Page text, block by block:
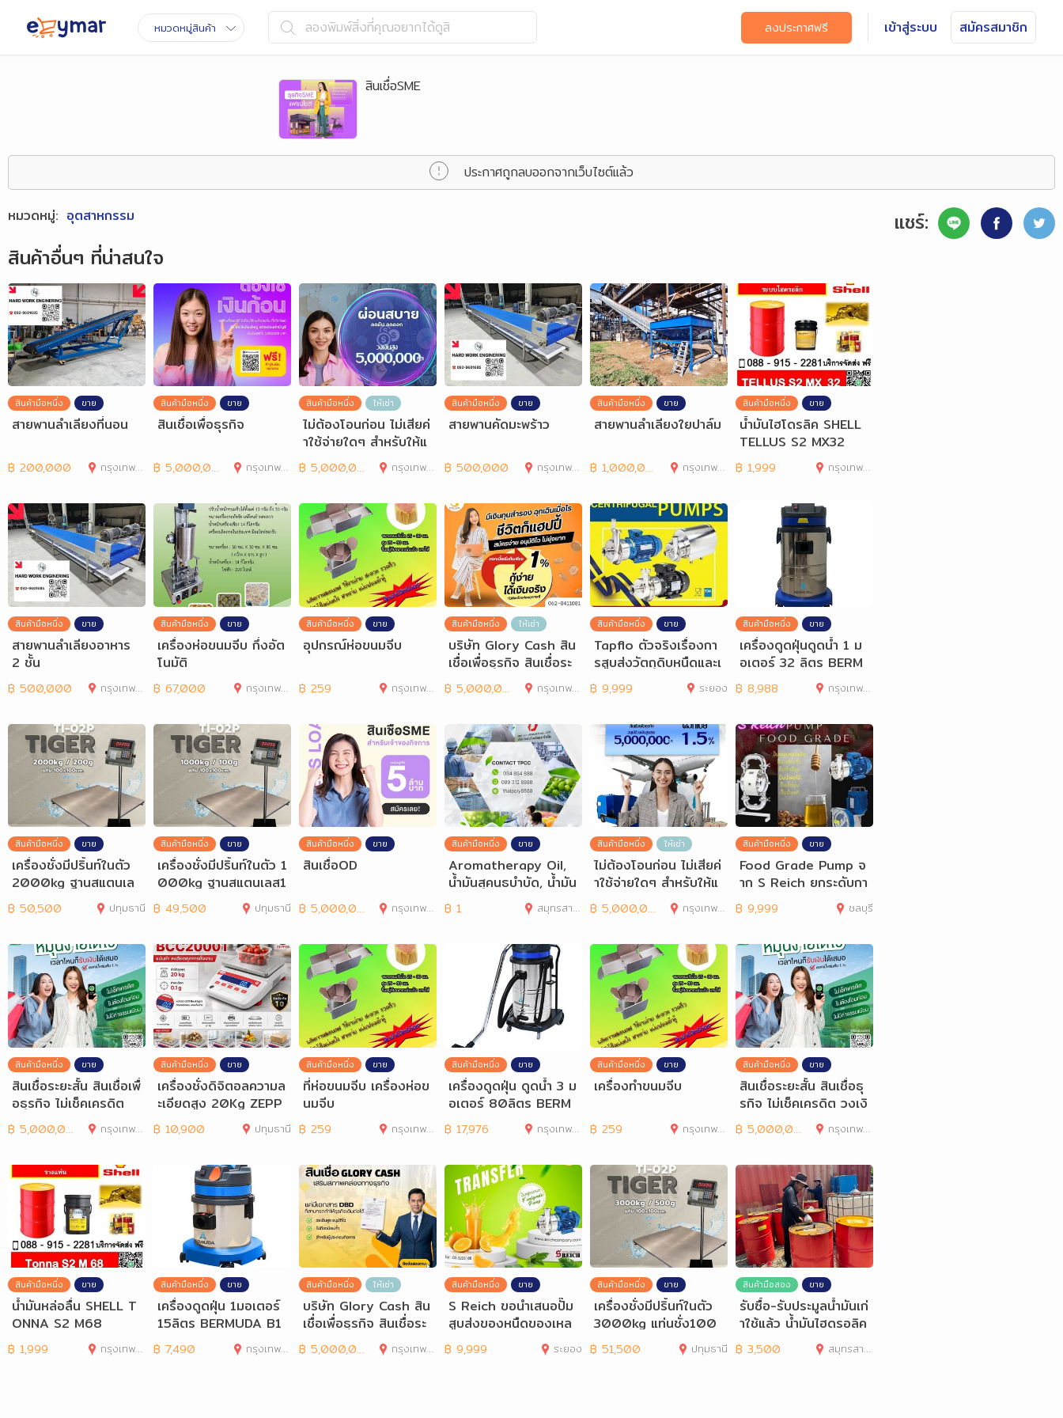
หมวดหมู่สินค้า ลองพิมพ์สิ่งที่คุณอยากได้ดูสิ ลงประกาศฟรี เข้าสู่ระบบ สมัครสมาชิก
สินเชื่อSME
ประกาศถูกลบออกจากเว็บไซต์แล้ว
หมวดหมู่: อุตสาหกรรม
แชร์:
สินค้าอื่นๆ ที่น่าสนใจ
สินค้ามือหนึ่ง ขาย
สายพานลำเลียงที่นอน
฿ 200,000 กรุงเทพมหานคร
สินค้ามือหนึ่ง ขาย
สินเชื่อเพื่อธุรกิจ
฿ 5,000,000 กรุงเทพมหานคร
สินค้ามือหนึ่ง ให้เช่า
ไม่ต้องโอนก่อน ไม่เสียค่
าใช้จ่ายใดๆ สำหรับให้แ
ก่นักธุรกิจและ
฿ 5,000,000 กรุงเทพมหานคร
สินค้ามือหนึ่ง ขาย
สายพานคัดมะพร้าว
฿ 500,000 กรุงเทพมหานคร
สินค้ามือหนึ่ง ขาย
สายพานลำเลียงใยปาล์ม
฿ 1,000,000 กรุงเทพมหานคร
สินค้ามือหนึ่ง ขาย
น้ำมันไฮโดรลิค SHELL
TELLUS S2 MX32
฿ 1,999 กรุงเทพมหานคร
สินค้ามือหนึ่ง ขาย
สายพานลำเลียงอาหาร
2 ชั้น
฿ 500,000 กรุงเทพมหานคร
สินค้ามือหนึ่ง ขาย
เครื่องห่อขนมจีบ กึ่งอัต
โนมัติ
฿ 67,000 กรุงเทพมหานคร
สินค้ามือหนึ่ง ขาย
อุปกรณ์ห่อขนมจีบ
฿ 259 กรุงเทพมหานคร
สินค้ามือหนึ่ง ให้เช่า
บริษัท Glory Cash สิน
เชื่อเพื่อธุรกิจ สินเชื่อระ
ยะสั้นที่ตอ
฿ 5,000,000 กรุงเทพมหานคร
สินค้ามือหนึ่ง ขาย
Tapflo ตัวจริงเรื่องกา
รสูบส่งวัตถุดิบหนืดและเ
หลว ได้อย่างมีค
฿ 9,999 ระยอง
สินค้ามือหนึ่ง ขาย
เครื่องดูดฝุ่นดูดน้ำ 1 ม
อเตอร์ 32 ลิตร BERM
UDA B132
฿ 8,988 กรุงเทพมหานคร
สินค้ามือหนึ่ง ขาย
เครื่องชั่งมีปริ้นท์ในตัว
2000kg ฐานสแตนเล
ส100x100cm TI-02
P
฿ 50,500 ปทุมธานี
สินค้ามือหนึ่ง ขาย
เครื่องชั่งมีปริ้นท์ในตัว 1
000kg ฐานสแตนเลส1
00x100cm TI-02P
฿ 49,500 ปทุมธานี
สินค้ามือหนึ่ง ขาย
สินเชื่อOD
฿ 5,000,000 กรุงเทพมหานคร
สินค้ามือหนึ่ง ขาย
Aromatherapy Oil,
น้ำมันสุคนธบำบัด, น้ำมัน
อโรมา, อโรมาเทอราป
฿ 1 สมุทรสาคร
สินค้ามือหนึ่ง ให้เช่า
ไม่ต้องโอนก่อน ไม่เสียค่
าใช้จ่ายใดๆ สำหรับให้แ
ก่นักธุรกิจและ
฿ 5,000,000 กรุงเทพมหานคร
สินค้ามือหนึ่ง ขาย
Food Grade Pump จ
าก S Reich ยกระดับกา
รผลิตอาหารและเครื่องดื่
฿ 9,999 ชลบุรี
สินค้ามือหนึ่ง ขาย
สินเชื่อระยะสั้น สินเชื่อเพื่
อธุรกิจ ไม่เช็คเครดิต
฿ 5,000,000 กรุงเทพมหานคร
สินค้ามือหนึ่ง ขาย
เครื่องชั่งดิจิตอลความล
ะเอียดสูง 20Kg ZEPP
ER รุ่น BCC20001
฿ 10,900 ปทุมธานี
สินค้ามือหนึ่ง ขาย
ที่ห่อขนมจีบ เครื่องห่อข
นมจีบ
฿ 259 กรุงเทพมหานคร
สินค้ามือหนึ่ง ขาย
เครื่องดูดฝุ่น ดูดน้ำ 3 ม
อเตอร์ 80ลิตร BERM
UDA B380
฿ 17,976 กรุงเทพมหานคร
สินค้ามือหนึ่ง ขาย
เครื่องทำขนมจีบ
฿ 259 กรุงเทพมหานคร
สินค้ามือหนึ่ง ขาย
สินเชื่อระยะสั้น สินเชื่อธุ
รกิจ ไม่เช็คเครดิต วงเงิ
นสูง
฿ 5,000,000 กรุงเทพมหานคร
สินค้ามือหนึ่ง ขาย
น้ำมันหล่อลื่น SHELL T
ONNA S2 M68
฿ 1,999 กรุงเทพมหานคร
สินค้ามือหนึ่ง ขาย
เครื่องดูดฝุ่น 1มอเตอร์
15ลิตร BERMUDA B1
15
฿ 7,490 กรุงเทพมหานคร
สินค้ามือหนึ่ง ให้เช่า
บริษัท Glory Cash สิน
เชื่อเพื่อธุรกิจ สินเชื่อระ
ยะสั้นที่ตอ
฿ 5,000,000 กรุงเทพมหานคร
สินค้ามือหนึ่ง ขาย
S Reich ขอนำเสนอปั๊ม
สูบส่งของหนืดของเหล
วพร้อมชิ้นเนี้อ ได้อย
฿ 9,999 ระยอง
สินค้ามือหนึ่ง ขาย
เครื่องชั่งมีปริ้นท์ในตัว
3000kg แท่นชั่ง100
x100cm TI-02P
฿ 51,500 ปทุมธานี
สินค้ามือสอง ขาย
รับซื้อ-รับประมูลน้ำมันเก่
าใช้แล้ว น้ำมันไฮดรอลิค
เก่า
฿ 3,500 สมุทรสาคร